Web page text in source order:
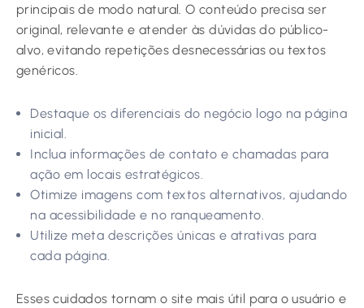
principais de modo natural. O conteúdo precisa ser
original, relevante e atender às dúvidas do público-
alvo, evitando repetições desnecessárias ou textos
genéricos.
Destaque os diferenciais do negócio logo na página
inicial.
Inclua informações de contato e chamadas para
ação em locais estratégicos.
Otimize imagens com textos alternativos, ajudando
na acessibilidade e no ranqueamento.
Utilize meta descrições únicas e atrativas para
cada página.
Esses cuidados tornam o site mais útil para o usuário e